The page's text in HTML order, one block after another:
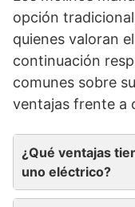
opción
quienes valoran
continuación
comunes sobre
ventajas frente a
¿Qué ventajas
uno eléctrico?